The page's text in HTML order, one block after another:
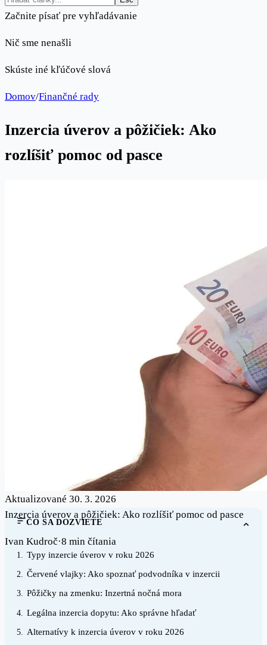
Začnite písať pre vyhľadávanie
Nič sme nenašli
Skúste iné kľúčové slová
Domov/Finančné rady
Inzercia úverov a pôžičiek: Ako
rozlíšiť pomoc od pasce
Inzercia úverov a pôžičiek: Ako rozlíšiť pomoc od pasce
Ivan Kudroč·8 min čítania
Aktualizované 30. 3. 2026
ČO SA DOZVIETE
1. Typy inzercie úverov v roku 2026
2. Červené vlajky: Ako spoznať podvodníka v inzercii
3. Pôžičky na zmenku: Inzertná nočná mora
4. Legálna inzercia dopytu: Ako správne hľadať
5. Alternatívy k inzercia úverov v roku 2026